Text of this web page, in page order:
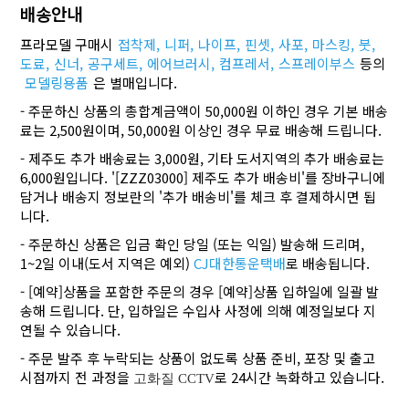
배송안내
프라모델 구매시 접착제, 니퍼, 나이프, 핀셋, 사포, 마스킹, 붓,
도료, 신너, 공구세트, 에어브러시, 컴프레서, 스프레이부스 등의
모델링용품 은 별매입니다.
- 주문하신 상품의 총합계금액이 50,000원 이하인 경우 기본 배송
료는 2,500원이며, 50,000원 이상인 경우 무료 배송해 드립니다.
- 제주도 추가 배송료는 3,000원, 기타 도서지역의 추가 배송료는
6,000원입니다. '[ZZZ03000] 제주도 추가 배송비'를 장바구니에
담거나 배송지 정보란의 '추가 배송비'를 체크 후 결제하시면 됩
니다.
- 주문하신 상품은 입금 확인 당일 (또는 익일) 발송해 드리며,
1~2일 이내(도서 지역은 예외)CJ대한통운택배로 배송됩니다.
- [예약]상품을 포함한 주문의 경우 [예약]상품 입하일에 일괄 발
송해 드립니다. 단, 입하일은 수입사 사정에 의해 예정일보다 지
연될 수 있습니다.
- 주문 발주 후 누락되는 상품이 없도록 상품 준비, 포장 및 출고
시점까지 전 과정을 고화질 CCTV로 24시간 녹화하고 있습니다.